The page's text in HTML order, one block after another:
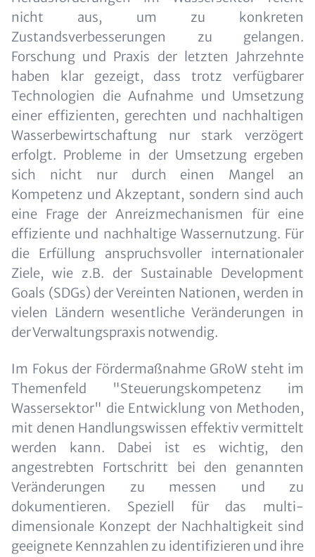
nicht aus, um zu konkreten
Zustandsverbesserungen zu gelangen.
Forschung und Praxis der letzten Jahrzehnte
haben klar gezeigt, dass trotz verfügbarer
Technologien die Aufnahme und Umsetzung
einer effizienten, gerechten und nachhaltigen
Wasserbewirtschaftung nur stark verzögert
erfolgt. Probleme in der Umsetzung ergeben
sich nicht nur durch einen Mangel an
Kompetenz und Akzeptant, sondern sind auch
eine Frage der Anreizmechanismen für eine
effiziente und nachhaltige Wassernutzung. Für
die Erfüllung anspruchsvoller internationaler
Ziele, wie z.B. der Sustainable Development
Goals (SDGs) der Vereinten Nationen, werden in
vielen Ländern wesentliche Veränderungen in
der Verwaltungspraxis notwendig.
Im Fokus der Fördermaßnahme GRoW steht im
Themenfeld "Steuerungskompetenz im
Wassersektor" die Entwicklung von Methoden,
mit denen Handlungswissen effektiv vermittelt
werden kann. Dabei ist es wichtig, den
angestrebten Fortschritt bei den genannten
Veränderungen zu messen und zu
dokumentieren. Speziell für das multi-
dimensionale Konzept der Nachhaltigkeit sind
geeignete Kennzahlen zu identifizieren und ihre